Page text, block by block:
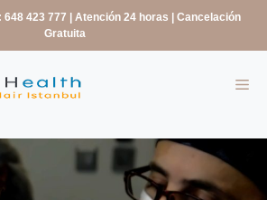
648 423 777
| Atención 24 horas | Cancelación
Gratuita